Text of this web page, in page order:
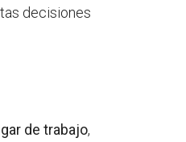
decisiones
de trabajo,